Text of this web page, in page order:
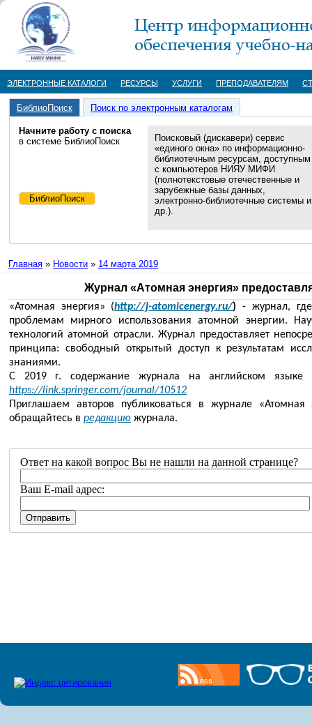
ЭЛЕКТРОННЫЕ КАТАЛОГИ РЕСУРСЫ УСЛУГИ ПРЕПОДАВАТЕЛЯМ
БиблиоПоиск Поиск по электронным каталогам
Начните работу с поиска
в системе БиблиоПоиск
Поисковый (дискавери) сервис
«единого окна» по информационно-
библиотечным ресурсам, доступным
с компьютеров НИЯУ МИФИ
(полнотекстовые отечественные и
зарубежные базы данных,
электронно-библиотечные системы и
др.).
Главная » Новости » 14 марта 2019
Журнал «Атомная энергия»
«Атомная энергия» (http://j-atomicenergy.ru/)- журнал, где
проблемам мирного использования атомной энергии.
технологий атомной отрасли. Журнал предоставляет
принципа: свободный открытый доступ к результатам
знаниями.
С 2019 г. содержание журнала на английском
https://link.springer.com/journal/10512
Приглашаем авторов публиковаться в журнале
обращайтесь в редакцию журнала. ​
Ответ на какой вопрос Вы не нашли на данной странице?
Ваш E-mail адрес: